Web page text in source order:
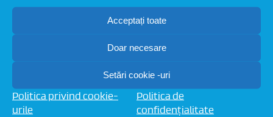
Acceptați toate
Doar necesare
Setări cookie -uri
Politica privind cookie-
urile
Politica de
confidențialitate
Rost dilatare;